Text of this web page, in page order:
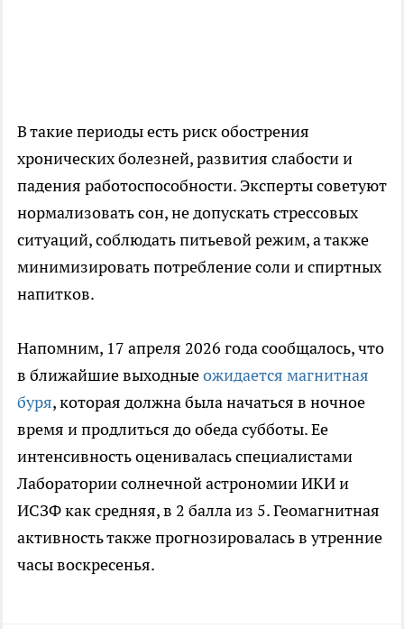
В такие периоды есть риск обострения
хронических болезней, развития слабости и
падения работоспособности. Эксперты советуют
нормализовать сон, не допускать стрессовых
ситуаций, соблюдать питьевой режим, а также
минимизировать потребление соли и спиртных
напитков.
Напомним, 17 апреля 2026 года сообщалось, что
в ближайшие выходныеожидается магнитная
буря, которая должна была начаться в ночное
время и продлиться до обеда субботы. Ее
интенсивность оценивалась специалистами
Лаборатории солнечной астрономии ИКИ и
ИСЗФ как средняя, в 2 балла из 5. Геомагнитная
активность также прогнозировалась в утренние
часы воскресенья.